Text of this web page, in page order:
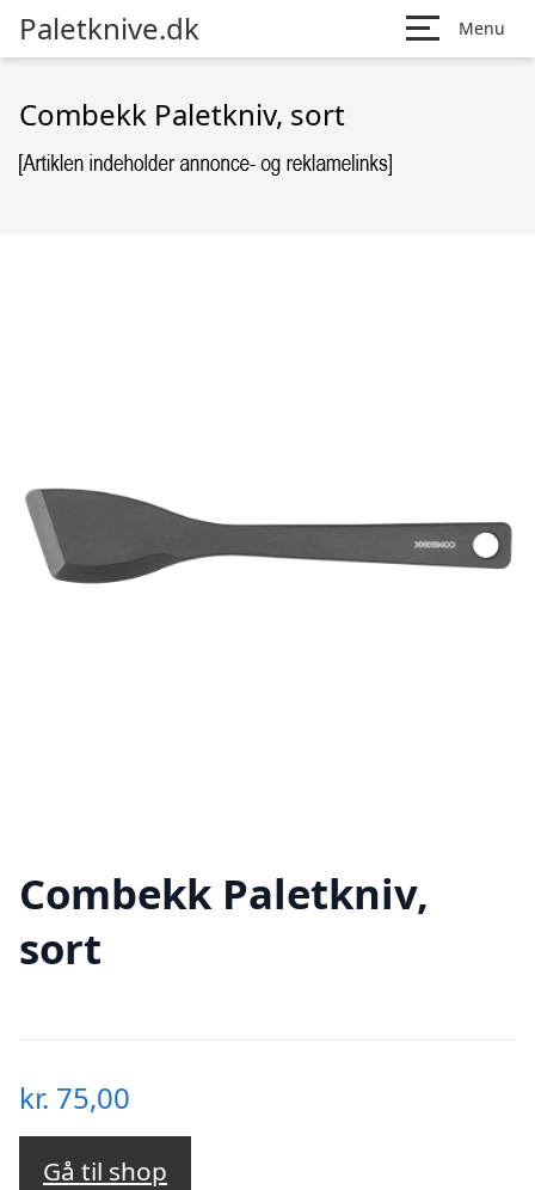
Paletknive.dk Menu
Combekk Paletkniv, sort
Combekk Paletkniv,
sort
kr. 75,00
Gå til shop